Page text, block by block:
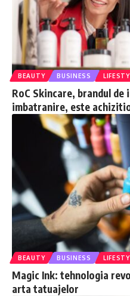
BEAUTY BUSINESS
RoC Skincare, brandul
imbatranire, este
BEAUTY BUSINESS
Magic Ink: tehnologia
arta tatuajelor